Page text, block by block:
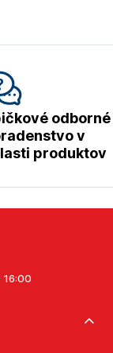
odborné
v
produktov
16:00